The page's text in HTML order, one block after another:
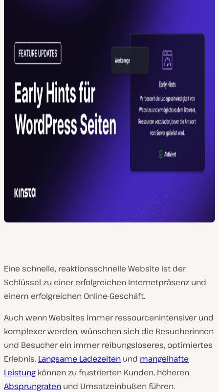
Eine schnelle, reaktionsschnelle Website ist der
Schlüssel zu einer erfolgreichen Internetpräsenz und
einem erfolgreichen Online-Geschäft.
Auch wenn Websites immer ressourcenintensiver und
komplexer werden, wünschen sich die Besucherinnen
und Besucher ein immer reibungsloseres, optimiertes
Erlebnis. Langsame Ladezeiten und mangelhafte
Leistung können zu frustrierten Kunden, höheren
Absprungraten und Umsatzeinbußen führen.